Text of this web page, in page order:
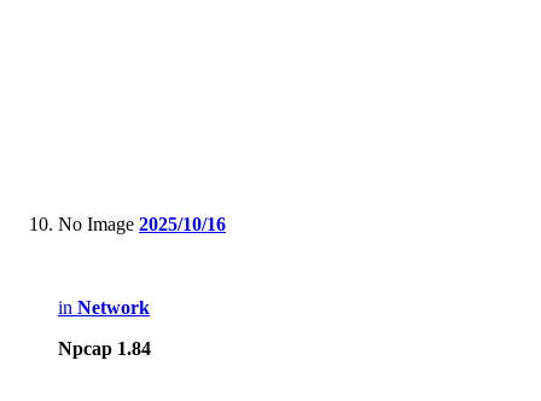
No Image 2025/10/16
in Network
Npcap 1.84